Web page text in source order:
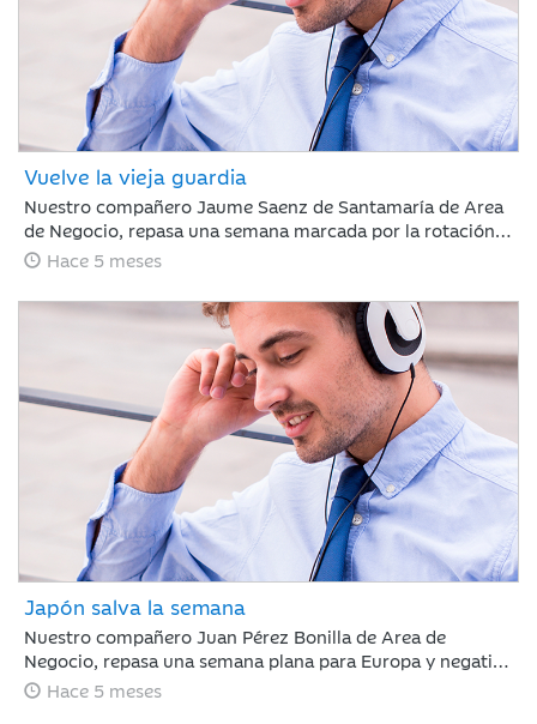
Vuelve la vieja guardia
Nuestro compañero Jaume Saenz de Santamaría de Area
de Negocio, repasa una semana marcada por la rotación
sectorial. Los inversores se han centrado en vender “todo
el foco en el software, y en comprar energía,
infraestructura o compañías industriales.
Hace 5 meses
Japón salva la semana
Nuestro compañero Juan Pérez Bonilla de Area de
Negocio, repasa una semana plana para Europa y negativa
para Estados Unidos, en la que la renta variable japonesa
Hace 5 meses